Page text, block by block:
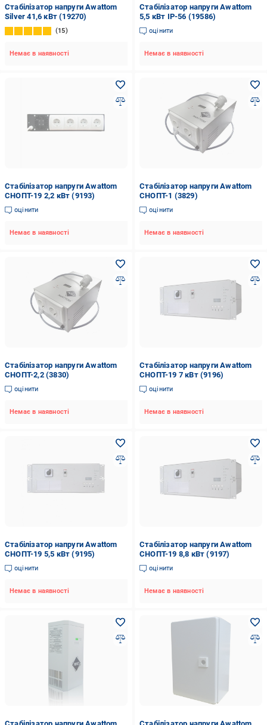
Стабілізатор напруги Awattom
Silver 41,6 кВт (19270)
15
Немає в наявності
Стабілізатор напруги Awattom
5,5 кВт IP-56 (19586)
оцінити
Немає в наявності
Стабілізатор напруги Awattom
СНОПТ-19 2,2 кВт (9193)
оцінити
Немає в наявності
Стабілізатор напруги Awattom
СНОПТ-1 (3829)
оцінити
Немає в наявності
Стабілізатор напруги Awattom
СНОПТ-2,2 (3830)
оцінити
Немає в наявності
Стабілізатор напруги Awattom
СНОПТ-19 7 кВт (9196)
оцінити
Немає в наявності
Стабілізатор напруги Awattom
СНОПТ-19 5,5 кВт (9195)
оцінити
Немає в наявності
Стабілізатор напруги Awattom
СНОПТ-19 8,8 кВт (9197)
оцінити
Немає в наявності